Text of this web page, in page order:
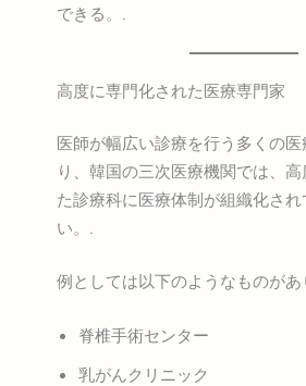
できる。.
高度に専門化された医療専門家
医師が幅広い診療を行う多くの
り、韓国の三次医療機関では、
た診療科に医療体制が組織化さ
い。.
例としては以下のようなものがあ
脊椎手術センター
乳がんクリニック